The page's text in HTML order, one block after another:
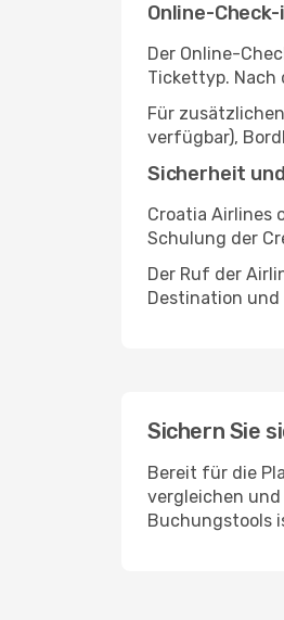
Online-
Der Online-
Tickettyp. Nach
Für
verfügbar),
Sicherheit
Croatia Airlines
Schulung der
Der Ruf der
Destination und
Sichern Sie
Bereit für die
vergleichen und
Buchungstools